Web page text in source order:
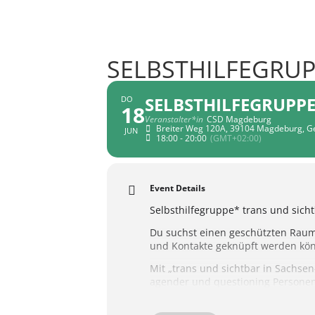
DO
18
JUN
Veranstalter*in CSD Magdeburg
Breiter Weg 120A, 39104 Magdeburg,
18:00 - 20:00 (GMT+02:00)
Event Details
Selbsthilfegruppe* trans und
Du suchst einen geschützten
und Kontakte geknüpft werden
Mit „trans und sichtbar in
agender und questioning